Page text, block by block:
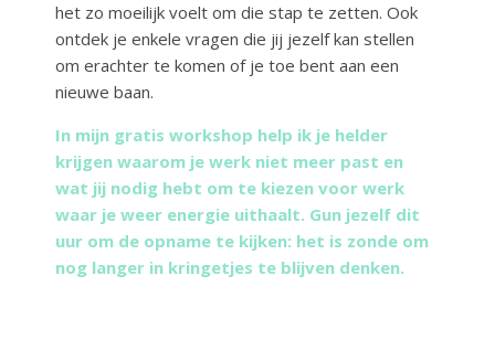
het zo moeilijk voelt om die stap te zetten. Ook
ontdek je enkele vragen die jij jezelf kan stellen
om erachter te komen of je toe bent aan een
nieuwe baan.
In mijn gratis workshop help ik je helder
krijgen waarom je werk niet meer past en
wat jij nodig hebt om te kiezen voor werk
waar je weer energie uithaalt. Gun jezelf dit
uur om de opname te kijken: het is zonde om
nog langer in kringetjes te blijven denken.